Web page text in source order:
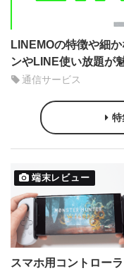
LINEMOの特徴や細
ンやLINE使い放題が
通信サービス
特
端末レビュー
スマホ用コントロー